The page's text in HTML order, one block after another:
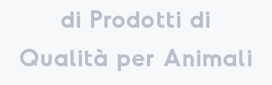
di Prodotti di
Qualità per Animali